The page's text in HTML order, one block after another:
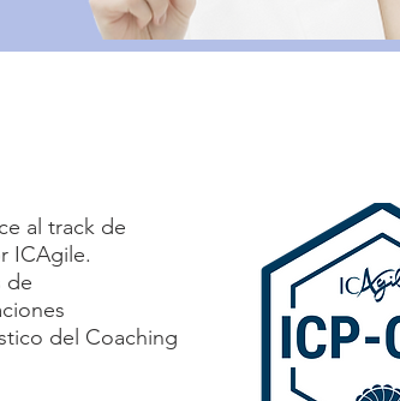
al track de
ICAgile.
de
del Coaching